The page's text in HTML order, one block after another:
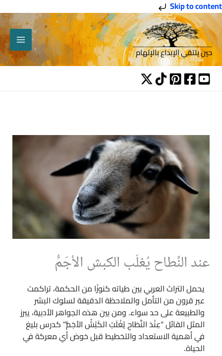
Skip to content
تخطي
إلى
المحتوى
حين يلتقي الإبداع بالإلهام
عند النِّطاح يُغلَب الكبش الأجَمُّ
يحمل التراث العربي بين طياته كنوزًا من الحكمة، تراكمت
عبر قرون من التأمل والملاحظة الدقيقة لسلوك البشر
والطبيعة على حد سواء. ومن بين هذه الجواهر الأدبية، يبرز
المثل القائل “عِنْدَ النِّطَاحِ يُغْلَبُ الكَبْشُ الأجَمُّ” كدرس بليغ
في أهمية الاستعداد والتخطيط قبل خوض أي معركة في
الحياة.